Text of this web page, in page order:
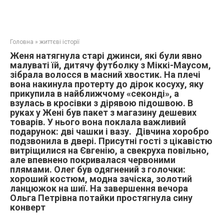
Головна » життєві історії
Женя натягнула старі джинси, які були явно
малуваті їй, дитячу футболку з Міккі-Маусом,
зібрала волосся в масний хвостик. На плечі
вона накинула протерту до дірок косуху, яку
прикупила в найближчому «секонді», а
взулась в кросівки з дірявою підошвою. В
руках у Жені був пакет з магазину дешевих
товарів. У нього вона поклала важливий
подарунок: дві чашки і вазу. Дівчина хоробро
подзвонила в двері. Присутні гості з цікавістю
витріщилися на Євгенію, а свекруха повільно,
але впевнено покривалася червоними
плямами. Олег був одягнений з голочки:
хороший костюм, модна зачіска, золотий
ланцюжок на шиї. На завершення вечора
Ольга Петрівна потайки простягнула сину
конверт